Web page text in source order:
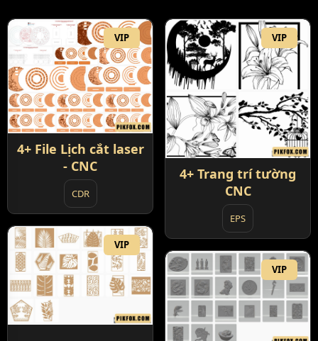
VIP
4+ File Lịch cắt laser
- CNC
CDR
VIP
4+ Trang trí tường
CNC
EPS
VIP
VIP